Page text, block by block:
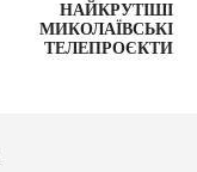
НАЙКРУТІШІ
МИКОЛАЇВСЬКІ
ТЕЛЕПРОЄКТИ